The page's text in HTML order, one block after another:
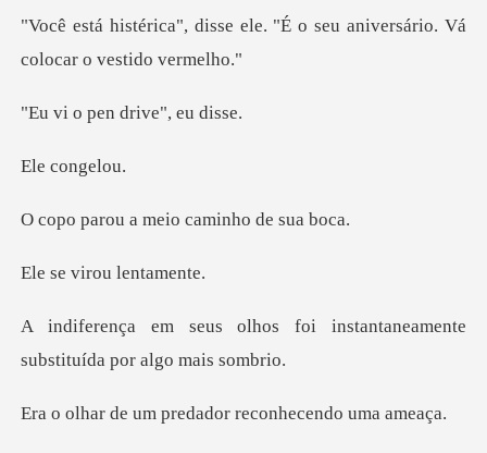
ele. "É o seu aniversário. Vá
en drive",
cong
a meio caminh
irou len
foi instantaneamente
subst
predador reconhe